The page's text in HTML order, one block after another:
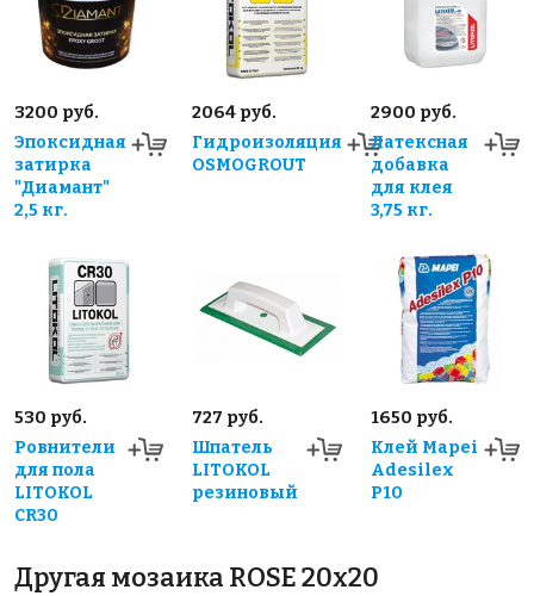
3200 руб.
Эпоксидная
затирка
"Диамант"
2,5 кг.
2064 руб.
Гидроизоляция
OSMOGROUT
2900 руб.
Латексная
добавка
для клея
3,75 кг.
530 руб.
Ровнители
для пола
LITOKOL
CR30
727 руб.
Шпатель
LITOKOL
резиновый
1650 руб.
Клей Mapei
Adesilex
P10
Другая мозаика ROSE 20x20